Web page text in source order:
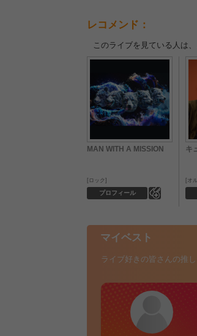
レコメンド：
このライブを見ている人は
MAN WITH A MISSION
プロフィール
ロック
キ
オ
マイベスト
ライブ好きの皆さんの推し